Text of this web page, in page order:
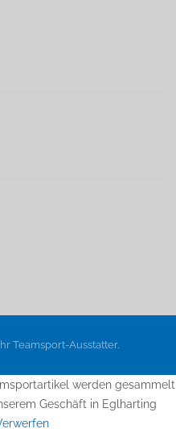
Teamsport-Ausstatter.
werden gesammelt
Geschäft in Eglharting